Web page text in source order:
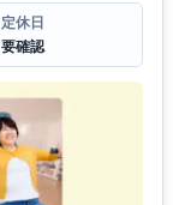
定休日
要確認